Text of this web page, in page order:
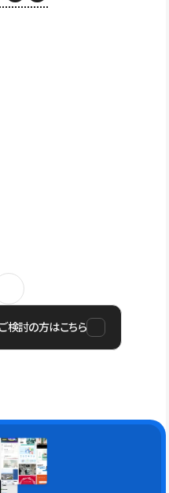
検討の方はこちら